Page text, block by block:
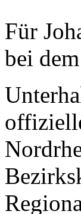
Für
bei